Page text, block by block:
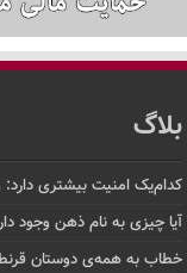
بلاگ
کدام‌یک امنیت بیشتری دارد:
آیا چیزی به نام ذهن وجود
خطاب به همه‌ی دوستان